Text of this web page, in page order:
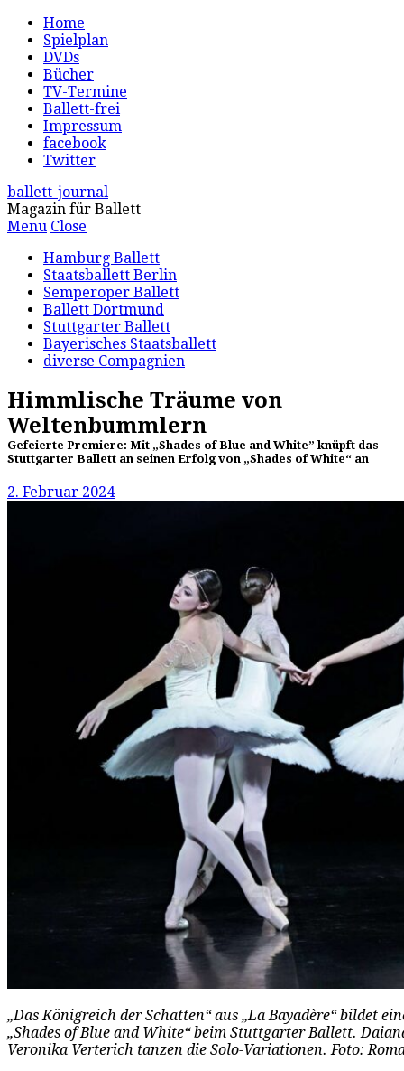
Home
Spielplan
DVDs
Bücher
TV-Termine
Ballett-frei
Impressum
facebook
Twitter
ballett-journal
Magazin für Ballett
Menu Close
Hamburg Ballett
Staatsballett Berlin
Semperoper Ballett
Ballett Dortmund
Stuttgarter Ballett
Bayerisches Staatsballett
diverse Compagnien
Himmlische Träume von
Weltenbummlern
Gefeierte Premiere: Mit „Shades of Blue and White” knüpft das
Stuttgarter Ballett an seinen Erfolg von „Shades of White“ an
2. Februar 2024
„Das Königreich der Schatten“ aus „La Bayadère“ bildet
„Shades of Blue and White“ beim Stuttgarter Ballett.
Veronika Verterich tanzen die Solo-Variationen. Foto: